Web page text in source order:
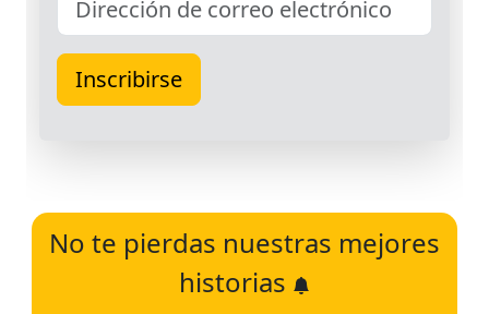
No te pierdas nuestras mejores
historias